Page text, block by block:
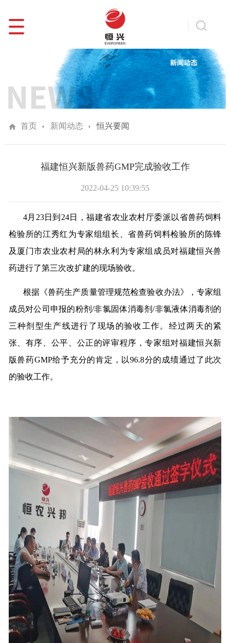
首页 新闻动态 恒兴要闻
福建恒兴新版兽药GMP完成验收工作
2022-04-25 10:39:55
4月23日到24日，福建省农业农村厅委派以省兽药饲料
检验所的江秀红为专家组组长、省兽药饲料检验所的陈锋
及厦门市农业农村局的林永利为专家组成员对福建恒兴兽
药进行了第三次改扩建的现场验收。
根据《兽药生产质量管理规范检查验收办法》，专家组
成员对公司申报的粉剂/非氯固体消毒剂/非氯液体消毒剂的
三种剂型生产线进行了现场的验收工作。经过两天的紧
张、有序、公平、公正的评审程序，专家组对福建恒兴新
版兽药GMP给予充分的肯定，以96.8分的成绩通过了此次
的验收工作。